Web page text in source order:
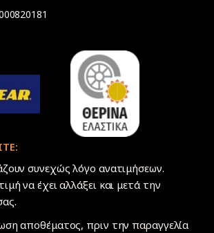
συνεχώς λόγο ανατιμήσεων.
να έχει αλλάξει και μετά την
αποθέματος, πριν την παραγγελία